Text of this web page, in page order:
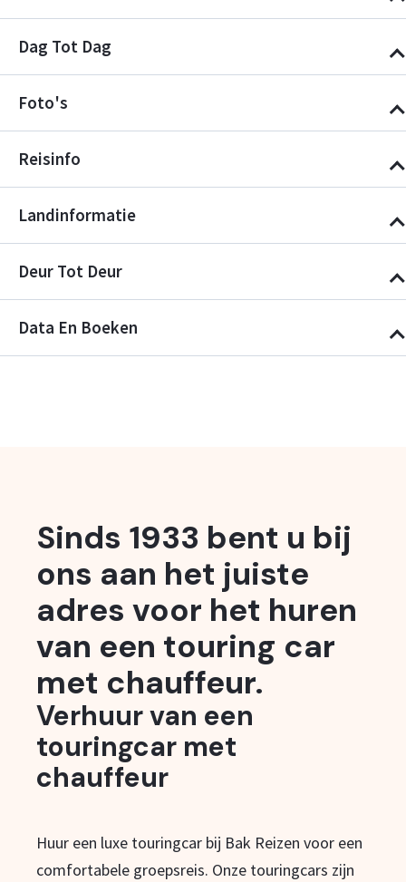
Dag Tot Dag
Foto's
Reisinfo
Landinformatie
Deur Tot Deur
Data En Boeken
Sinds 1933 bent u bij
ons aan het juiste
adres voor het huren
van een touring car
met chauffeur.
Verhuur van een
touringcar met
chauffeur
Huur een luxe touringcar bij Bak Reizen voor een
comfortabele groepsreis. Onze touringcars zijn